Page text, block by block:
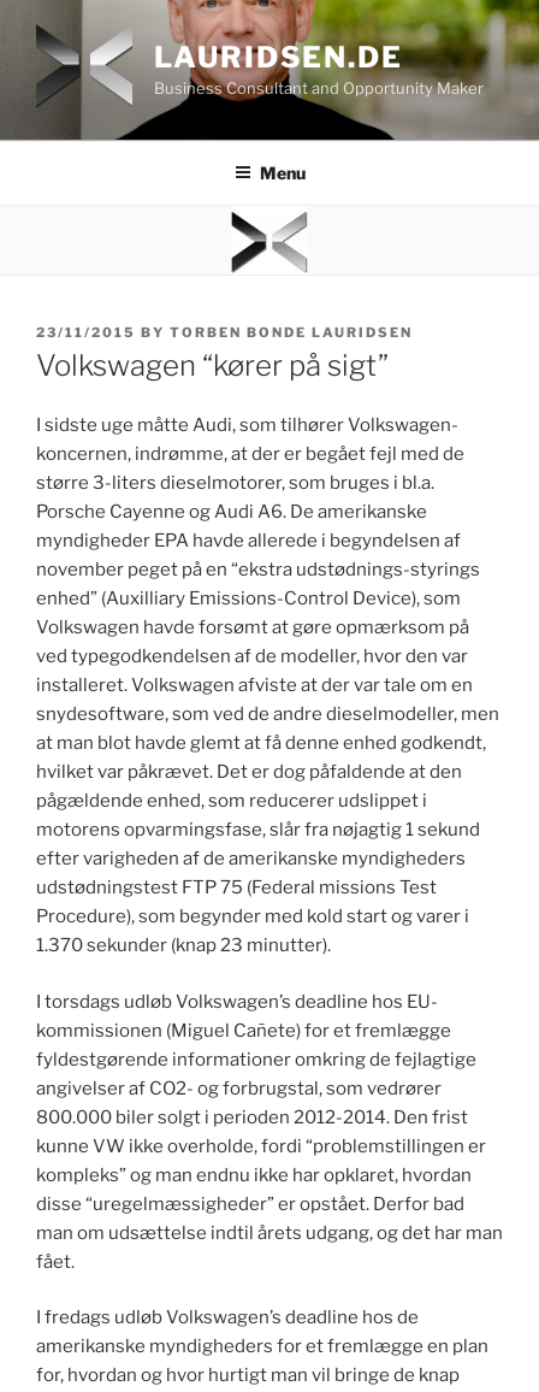
content
LAURIDSEN.DE
Business Consultant and Opportunity Maker
Menu
POSTED
ON
23/11/2015 BY TORBEN BONDE LAURIDSEN
Volkswagen “kører på sigt”
I sidste uge måtte Audi, som tilhører Volkswagen-
koncernen, indrømme, at der er begået fejl med de
større 3-liters dieselmotorer, som bruges i bl.a.
Porsche Cayenne og Audi A6. De amerikanske
myndigheder EPA havde allerede i begyndelsen af
november peget på en “ekstra udstødnings-styrings
enhed” (Auxilliary Emissions-Control Device), som
Volkswagen havde forsømt at gøre opmærksom på
ved typegodkendelsen af de modeller, hvor den var
installeret. Volkswagen afviste at der var tale om en
snydesoftware, som ved de andre dieselmodeller, men
at man blot havde glemt at få denne enhed godkendt,
hvilket var påkrævet. Det er dog påfaldende at den
pågældende enhed, som reducerer udslippet i
motorens opvarmingsfase, slår fra nøjagtig 1 sekund
efter varigheden af de amerikanske myndigheders
udstødningstest FTP 75 (Federal missions Test
Procedure), som begynder med kold start og varer i
1.370 sekunder (knap 23 minutter).
I torsdags udløb Volkswagen’s deadline hos EU-
kommissionen (Miguel Cañete) for et fremlægge
fyldestgørende informationer omkring de fejlagtige
angivelser af CO2- og forbrugstal, som vedrører
800.000 biler solgt i perioden 2012-2014. Den frist
kunne VW ikke overholde, fordi “problemstillingen er
kompleks” og man endnu ikke har opklaret, hvordan
disse “uregelmæssigheder” er opstået. Derfor bad
man om udsættelse indtil årets udgang, og det har man
fået.
I fredags udløb Volkswagen’s deadline hos de
amerikanske myndigheders for et fremlægge en plan
for, hvordan og hvor hurtigt man vil bringe de knap